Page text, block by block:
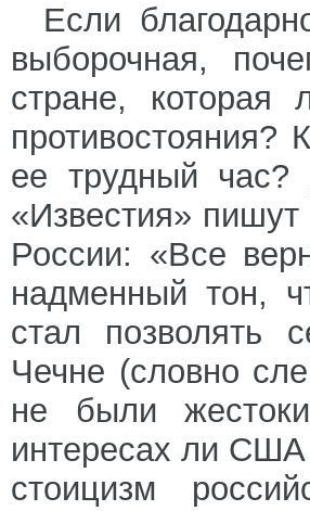
Если
выборочная,
стране,
противостояния?
ее трудный час?
«Известия»
России: «Все
надменный тон,
стал позволять
Чечне (словно
не были
интересах ли США
стоицизм